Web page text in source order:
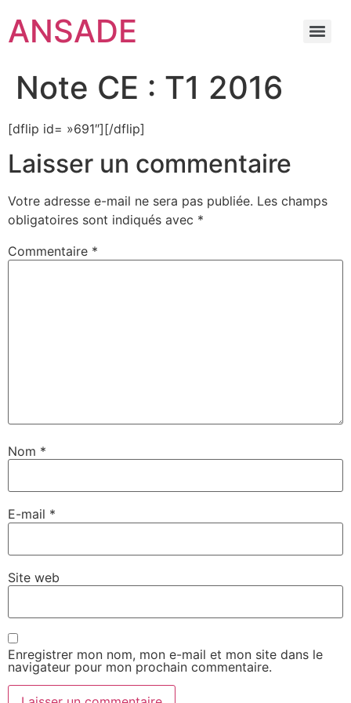
ANSADE
Note CE : T1 2016
[dflip id= »691″][/dflip]
Laisser un commentaire
Votre adresse e-mail ne sera pas publiée. Les champs
obligatoires sont indiqués avec *
Commentaire *
Nom *
E-mail *
Site web
Enregistrer mon nom, mon e-mail et mon site dans le
navigateur pour mon prochain commentaire.